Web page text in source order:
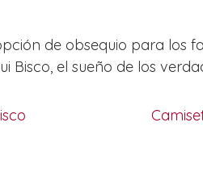
de obsequio para los
el sueño de los